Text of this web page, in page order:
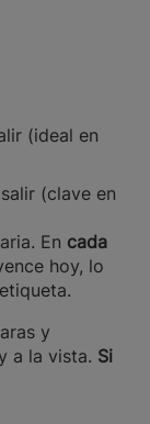
(ideal en
(clave en
En cada
hoy, lo
y
a la vista. Si